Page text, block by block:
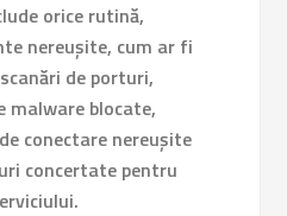
orice rutină,
nereușite, cum ar fi
de porturi,
malware blocate,
conectare nereușite
concertate pentru